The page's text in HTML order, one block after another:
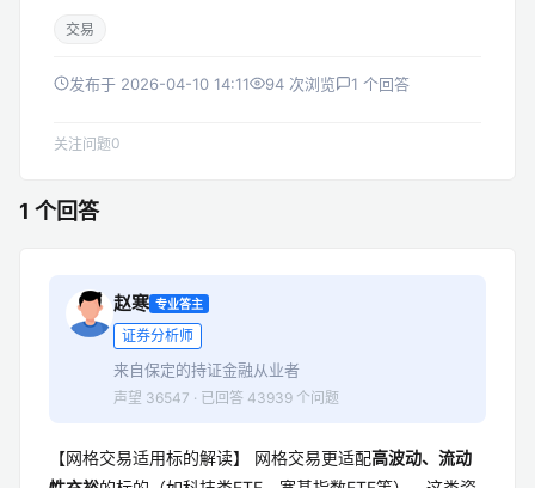
交易
发布于 2026-04-10 14:11 94 次浏览 1 个回答
关注问题0
1 个回答
赵寒 专业答主
证券分析师
来自保定的持证金融从业者
声望 36547 · 已回答 43939 个问题
【网格交易适用标的解读】 网格交易更适配高波动、流动